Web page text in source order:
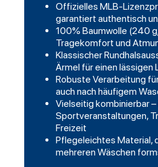
Offizielles MLB-
garantiert authentisch
100% Baumwolle (240
Tragekomfort und
Klassischer
Ärmel für einen lässigen
Robuste Verarbeitung
auch nach häufigem
Vielseitig kombinierbar
Sportveranstaltungen,
Freizeit
Pflegeleichtes Material,
mehreren Wäschen